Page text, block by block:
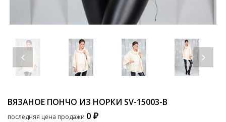
ВЯЗАНОЕ ПОНЧО ИЗ НОРКИ SV-15003-B
последняя цена продажи 0 ₽